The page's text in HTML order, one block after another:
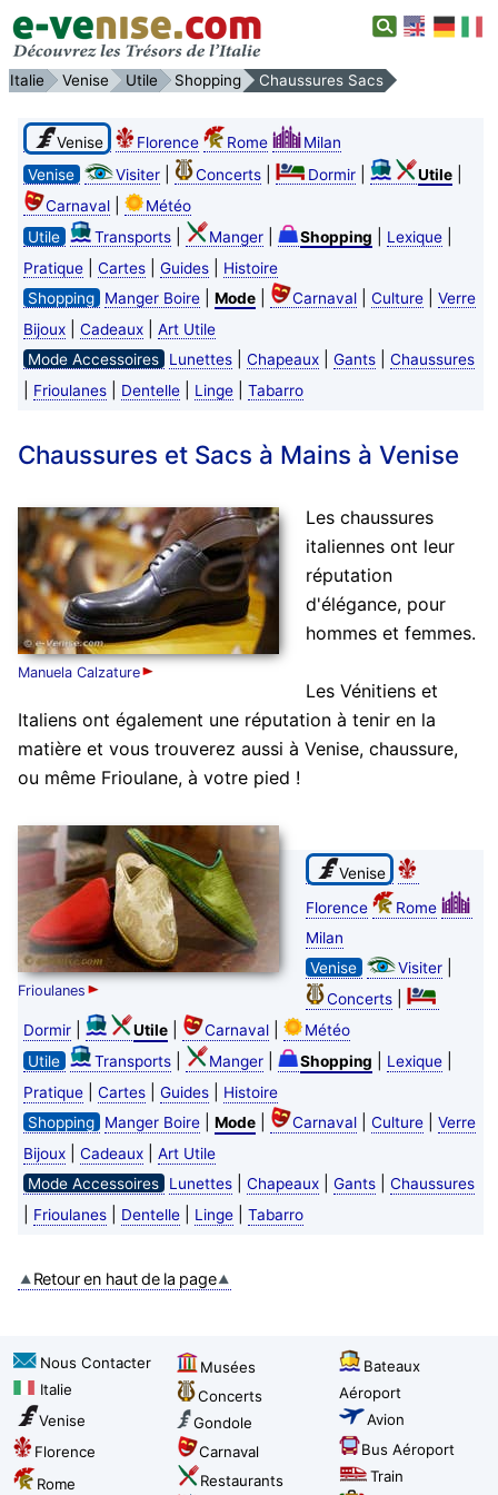
Italie Venise Utile Shopping Chaussures Sacs
Venise Florence Rome
Milan
Venise
Visiter| Concerts| Dormir| Utile|
Carnaval|
Météo
Utile
Transports| Manger| Shopping Lexique|
Pratique| Cartes| Guides|
Histoire
Shopping
Manger Boire| Mode| Carnaval| Culture| Verre
Bijoux| Cadeaux| Art Utile
Mode Accessoires
Lunettes| Chapeaux| Gants| Chaussures
Frioulanes| Dentelle| Linge| Tabarro
Chaussures et Sacs à Mains à Venise
Manuela Calzature
Les chaussures
italiennes ont leur
réputation
d'élégance, pour
hommes et femmes.
Les Vénitiens et
Italiens ont également une réputation à tenir en la
matière et vous trouverez aussi à Venise, chaussure,
ou même Frioulane, à votre pied !
Frioulanes
Venise
Florence
Rome
Milan
Venise
Visiter
Concerts
Dormir| Utile| Carnaval|
Météo
Utile
Transports| Manger| Shopping Lexique|
Pratique| Cartes| Guides|
Histoire
Shopping
Manger Boire| Mode| Carnaval| Culture| Verre
Bijoux| Cadeaux| Art Utile
Mode Accessoires
Lunettes| Chapeaux| Gants| Chaussures
Frioulanes| Dentelle| Linge| Tabarro
Retour en haut de la page
Nous Contacter
Italie
Venise
Florence
Rome
Musées
Concerts
Gondole
Carnaval
Restaurants
Bateaux
Aéroport
Avion
Bus Aéroport
Train